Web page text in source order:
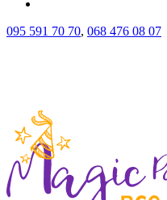
095 591 70 70, 068 476 08 07